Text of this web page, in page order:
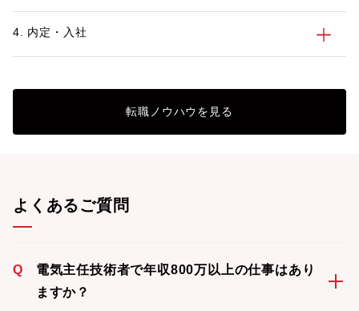
4. 内定・入社
転職ノウハウを見る
よくあるご質問
Q
電気主任技術者で年収800万以上の仕事はあり
ますか？